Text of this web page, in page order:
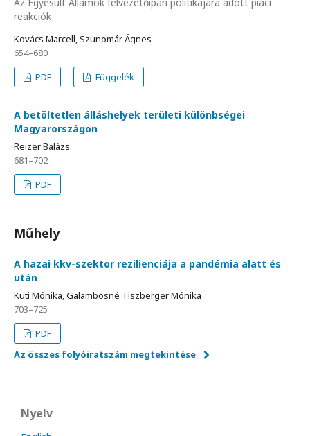
Az Egyesült Államok félvezetőipari politikájára adott piaci
reakciók
Kovács Marcell, Szunomár Ágnes
654–680
PDF
Függelék
A betöltetlen álláshelyek területi különbségei
Magyarországon
Reizer Balázs
681–702
PDF
Műhely
A hazai kkv-szektor rezilienciája a pandémia alatt és
után
Kuti Mónika, Galambosné Tiszberger Mónika
703–725
PDF
Az összes folyóiratszám megtekintése
Nyelv